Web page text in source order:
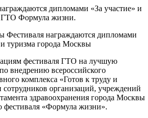
дипломами «За участие» и
ГТО Формула жизни.
Фестиваля награждаются дипломами
туризма города Москвы
фестиваля ГТО на лучшую
внедрению всероссийского
комплекса «Готов к труду и
организаций, учреждений
здравоохранения города Москвы
фестиваля «Формула жизни».